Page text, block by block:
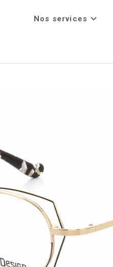
Nos services